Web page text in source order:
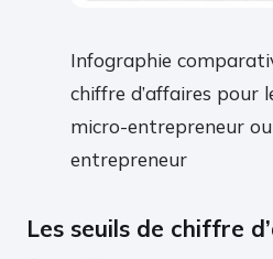
Infographie
chiffre d’affaires pour
micro-entrepreneur
entrepreneur
Les seuils de chiffre